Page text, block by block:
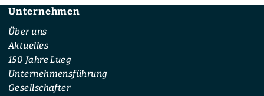
Footer
Unternehmen
Über uns
Aktuelles
150 Jahre Lueg
Unternehmensführung
Gesellschafter